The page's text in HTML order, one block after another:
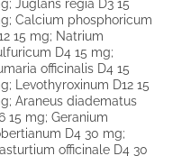
Juglans regia D3 15
Calcium phosphoricum
15 mg; Natrium
D4 15 mg;
officinalis D4 15
Levothyroxinum D12 15
Araneus diadematus
15 mg; Geranium
D4 30 mg;
officinale D4 30